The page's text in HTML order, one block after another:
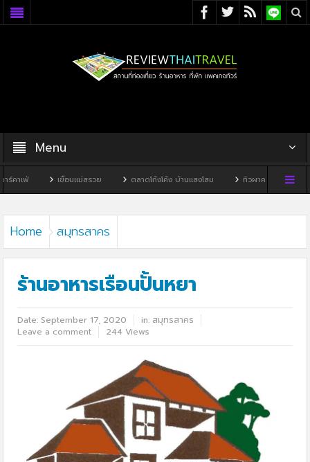
Menu
เขื่อนแม่สรวย ตลาดโก้งโค้ง บ้านแสงโสม ทิวผาคาเฟ่ บ้านพิพิธภัณฑ์ไ
Home สมุทรสาคร
ร้านอาหารเรือนปั้นหยา
Date: September 17, 2020 in: สมุทรสาคร
Leave a comment
244 Views